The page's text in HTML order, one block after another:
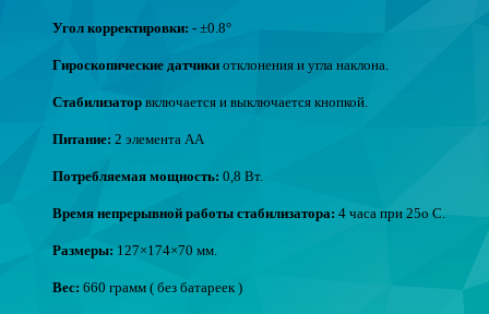
Угол корректировки: - ±0.8°
Гироскопические датчики отклонения и угла наклона.
Стабилизатор включается и выключается кнопкой.
Питание: 2 элемента АА
Потребляемая мощность: 0,8 Вт.
Время непрерывной работы стабилизатора: 4 часа при 25о С.
Размеры: 127×174×70 мм.
Вес: 660 грамм ( без батареек )